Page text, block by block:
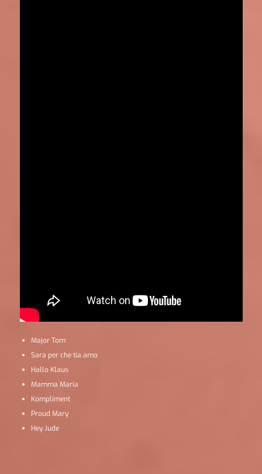
Major Tom
Sara per che tia amo
Hallo Klaus
Mamma Maria
Kompliment
Proud Mary
Hey Jude